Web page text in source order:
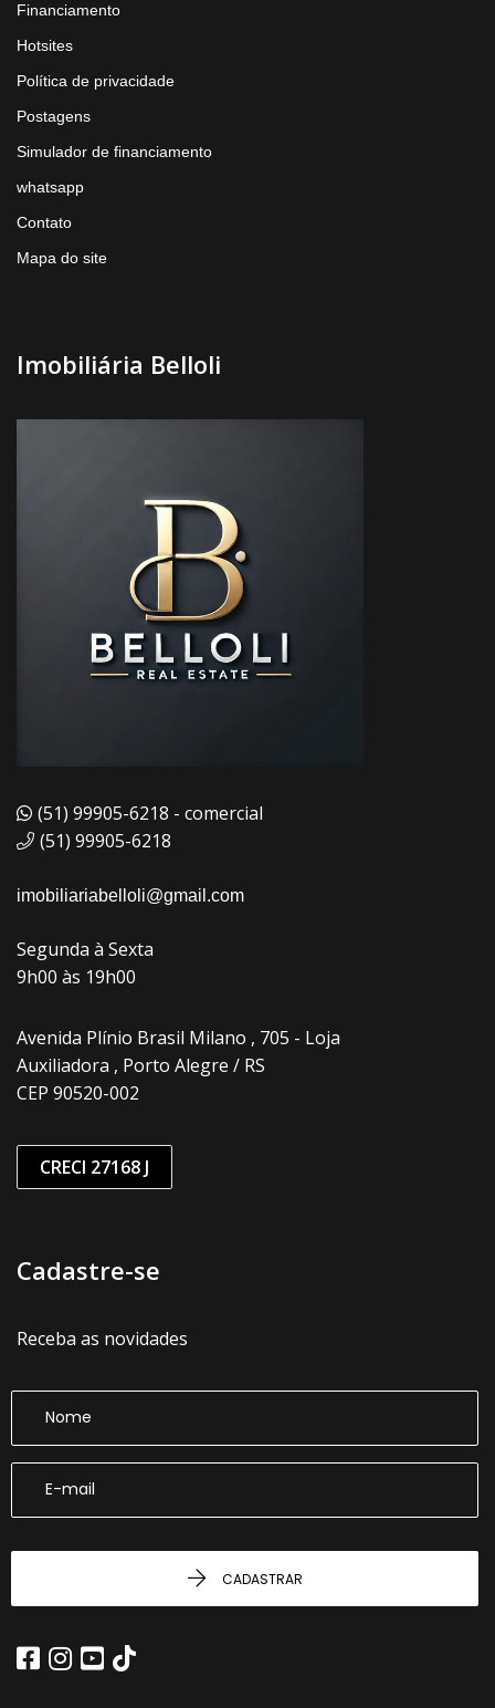
Financiamento
Hotsites
Política de privacidade
Postagens
Simulador de financiamento
whatsapp
Contato
Mapa do site
Imobiliária Belloli
(51) 99905-6218 - comercial
(51) 99905-6218
imobiliariabelloli@gmail.com
Segunda à Sexta
9h00 às 19h00
Avenida Plínio Brasil Milano , 705 - Loja
Auxiliadora , Porto Alegre / RS
CEP 90520-002
CRECI 27168 J
Cadastre-se
Receba as novidades
CADASTRAR